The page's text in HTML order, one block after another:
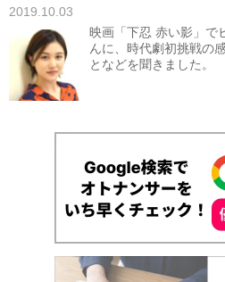
2019.10.03
映画「下忍 赤い影」で
んに、時代劇初挑戦の
となどを聞きました。